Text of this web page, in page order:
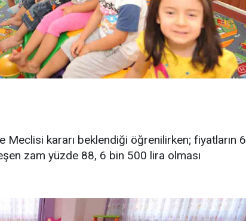
Meclisi kararı beklendiği öğrenilirken; fiyatların 6
zam yüzde 88, 6 bin 500 lira olması